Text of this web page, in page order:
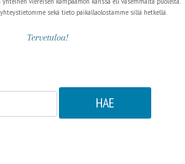
sekä tieto paikallaolostamme sillä hetkellä.
Tervetuloa!